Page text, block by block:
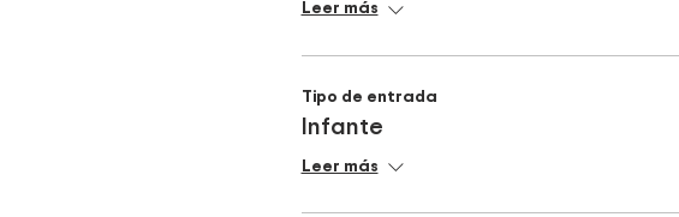
Leer más
Tipo de entrada
Infante
Leer más